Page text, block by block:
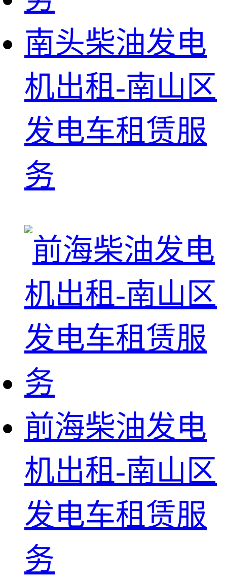
南头柴油发电
机出租-南山区
发电车租赁服
务
前海柴油发电
机出租-南山区
发电车租赁服
务